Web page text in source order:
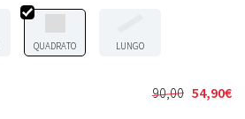
QUADRATO LUNGO
90,00
Il 54,90€
Il